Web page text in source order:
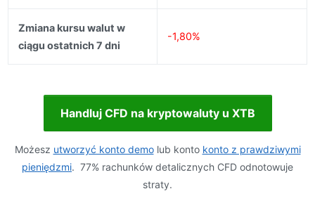
Zmiana kursu walut w
ciągu ostatnich 7 dni
-1,80%
Handluj CFD na kryptowaluty u XTB
Możesz utworzyć konto demolub konto konto z prawdziwymi
pieniędzmi. 77% rachunków detalicznych CFD odnotowuje
straty.